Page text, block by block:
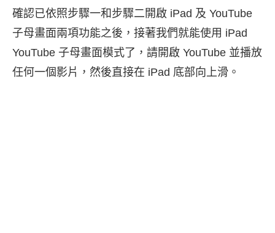
確認已依照步驟一和步驟二開啟 iPad 及 YouTube
子母畫面兩項功能之後，接著我們就能使用 iPad
YouTube 子母畫面模式了，請開啟 YouTube 並播放
任何一個影片，然後直接在 iPad 底部向上滑。